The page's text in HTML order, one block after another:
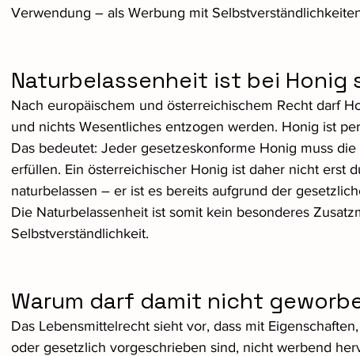
Verwendung – als Werbung mit
Naturbelassenheit ist bei
Nach europäischem und österreichischem Recht darf
und nichts Wesentliches entzogen werden. Honig ist
Das bedeutet: Jeder gesetzeskonforme Honig muss
erfüllen. Ein österreichischer Honig ist daher nicht erst
naturbelassen – er ist es bereits aufgrund der
Die Naturbelassenheit ist somit kein besonderes
Selbstverständlichkeit.
Warum darf damit nicht
Das Lebensmittelrecht sieht vor, dass mit
oder gesetzlich vorgeschrieben sind, nicht werbend